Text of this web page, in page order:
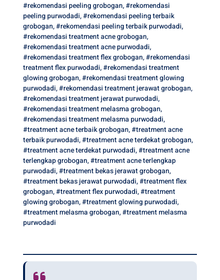
#rekomendasi peeling grobogan,#rekomendasi
peeling purwodadi,#rekomendasi peeling terbaik
grobogan,#rekomendasi peeling terbaik purwodadi,
#rekomendasi treatment acne grobogan,
#rekomendasi treatment acne purwodadi,
#rekomendasi treatment flex grobogan,#rekomendasi
treatment flex purwodadi,#rekomendasi treatment
glowing grobogan,#rekomendasi treatment glowing
purwodadi,#rekomendasi treatment jerawat grobogan,
#rekomendasi treatment jerawat purwodadi,
#rekomendasi treatment melasma grobogan,
#rekomendasi treatment melasma purwodadi,
#treatment acne terbaik grobogan,#treatment acne
terbaik purwodadi,#treatment acne terdekat grobogan,
#treatment acne terdekat purwodadi,#treatment acne
terlengkap grobogan,#treatment acne terlengkap
purwodadi,#treatment bekas jerawat grobogan,
#treatment bekas jerawat purwodadi,#treatment flex
grobogan,#treatment flex purwodadi,#treatment
glowing grobogan,#treatment glowing purwodadi,
#treatment melasma grobogan,#treatment melasma
purwodadi